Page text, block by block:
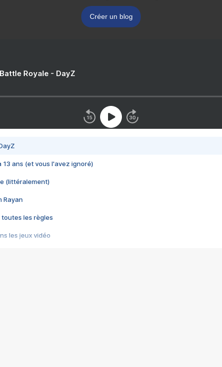
Créer un blog
Royale - DayZ
13 ans (et vous l'avez ignoré)
(littéralement)
Rayan
toutes les règles
les jeux vidéo